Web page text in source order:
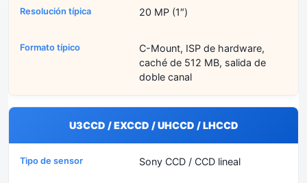
20 MP (1″)
C-Mount, ISP de hardware,
caché de 512 MB, salida de
doble canal
U3CCD / EXCCD / UHCCD / LHCCD
Sony CCD / CCD lineal